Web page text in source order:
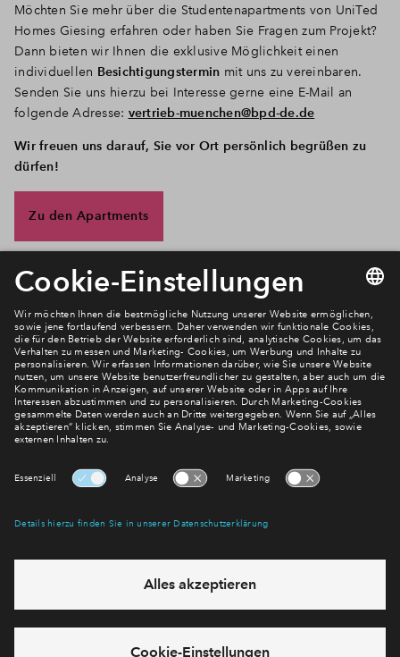
Möchten Sie mehr über die Studentenapartments von UniTed
Homes Giesing erfahren oder haben Sie Fragen zum Projekt?
Dann bieten wir Ihnen die exklusive Möglichkeit einen
individuellen Besichtigungstermin mit uns zu vereinbaren.
Senden Sie uns hierzu bei Interesse gerne eine E-Mail an
folgende Adresse: vertrieb-muenchen@bpd-de.de
Wir freuen uns darauf, Sie vor Ort persönlich begrüßen zu
dürfen!
Zu den Apartments
Newsletter Anmeldung
Verpassen Sie zu diesem Wohnprojekt keine Neuigkeiten
mehr! Wir halten Sie auf dem Laufenden – mit unserem
regelmäßig erscheinenden Newsletter informieren wir Sie
über den Stand dieses und weiterer Neubauprojekte.
Abonnieren
für unsereDatenschutzerklärung
Formular: